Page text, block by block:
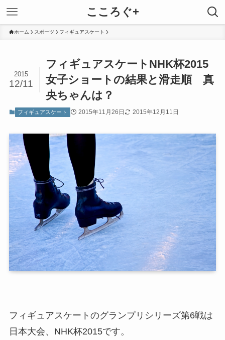
こころぐ+
ホーム スポーツ フィギュアスケート
フィギュアスケートNHK杯2015
女子ショートの結果と滑走順 真
央ちゃんは？
2015
12/11
フィギュアスケート 2015年11月26日 2015年12月11日
フィギュアスケートのグランプリシリーズ第6戦は
日本大会、NHK杯2015です。